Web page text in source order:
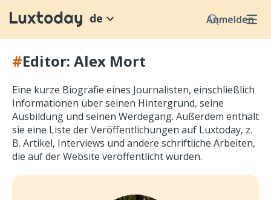
Anmelden
de
#Editor: Alex Mort
Eine kurze Biografie eines Journalisten, einschließlich
Informationen über seinen Hintergrund, seine
Ausbildung und seinen Werdegang. Außerdem enthält
sie eine Liste der Veröffentlichungen auf Luxtoday, z.
B. Artikel, Interviews und andere schriftliche Arbeiten,
die auf der Website veröffentlicht wurden.